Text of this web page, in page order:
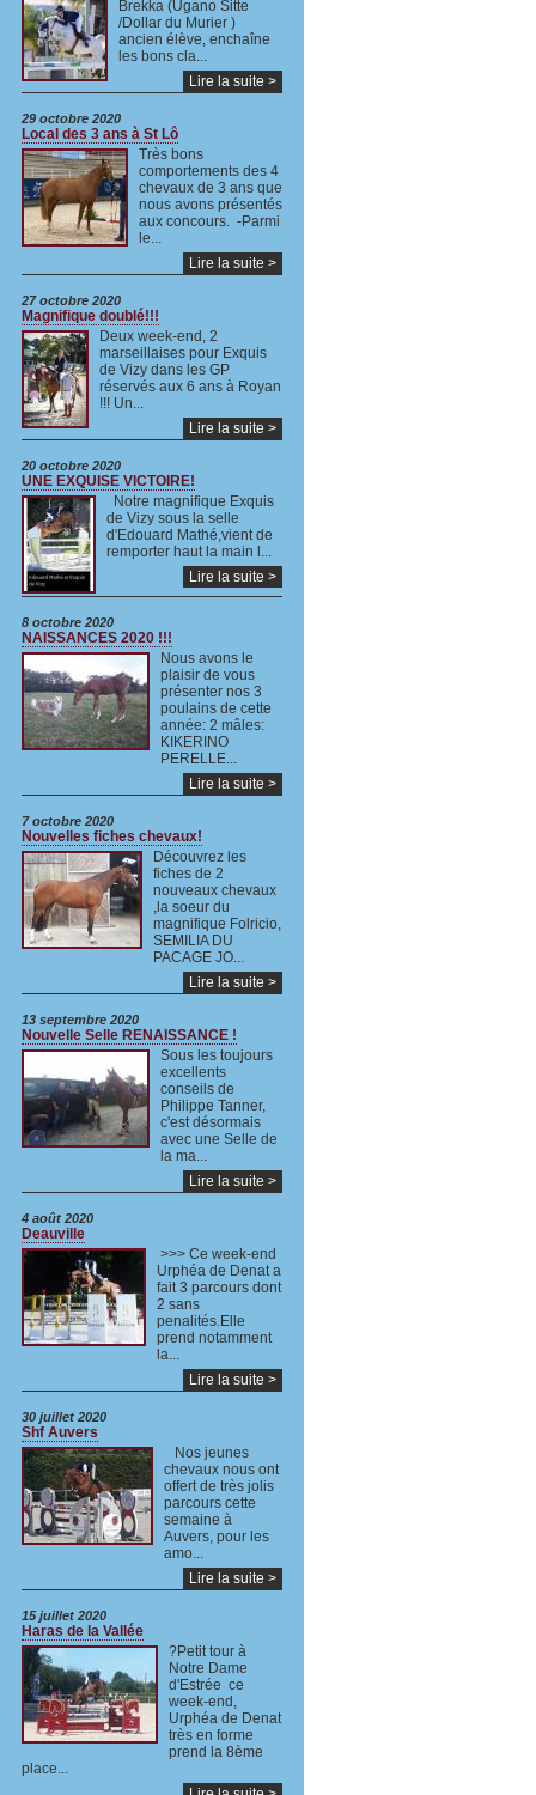
Brekka (Ugano Sitte
/Dollar du Murier )
ancien élève, enchaîne
les bons cla...
Lire la suite >
29 octobre 2020
Local des 3 ans à St Lô
Très bons
comportements des 4
chevaux de 3 ans que
nous avons présentés
aux concours. -Parmi
le...
Lire la suite >
27 octobre 2020
Magnifique doublé!!!
Deux week-end, 2
marseillaises pour Exquis
de Vizy dans les GP
réservés aux 6 ans à Royan
!!! Un...
Lire la suite >
20 octobre 2020
UNE EXQUISE VICTOIRE!
Notre magnifique Exquis
de Vizy sous la selle
d'Edouard Mathé,vient de
remporter haut la main l...
Lire la suite >
8 octobre 2020
NAISSANCES 2020 !!!
Nous avons le
plaisir de vous
présenter nos 3
poulains de cette
année: 2 mâles:
KIKERINO
PERELLE...
Lire la suite >
7 octobre 2020
Nouvelles fiches chevaux!
Découvrez les
fiches de 2
nouveaux chevaux
,la soeur du
magnifique Folricio,
SEMILIA DU
PACAGE JO...
Lire la suite >
13 septembre 2020
Nouvelle Selle RENAISSANCE !
Sous les toujours
excellents
conseils de
Philippe Tanner,
c'est désormais
avec une Selle de
la ma...
Lire la suite >
4 août 2020
Deauville
>>> Ce week-end
Urphéa de Denat a
fait 3 parcours dont
2 sans
penalités.Elle
prend notamment
la...
Lire la suite >
30 juillet 2020
Shf Auvers
Nos jeunes
chevaux nous ont
offert de très jolis
parcours cette
semaine à
Auvers, pour les
amo...
Lire la suite >
15 juillet 2020
Haras de la Vallée
?Petit tour à
Notre Dame
d'Estrée ce
week-end,
Urphéa de Denat
très en forme
prend la 8ème
place...